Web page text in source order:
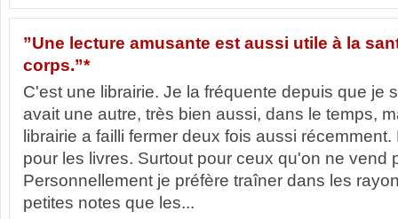
”Une lecture amusante est aussi utile à la
corps.”*
C'est une librairie. Je la fréquente depuis que je
avait une autre, très bien aussi, dans le temps,
librairie a failli fermer deux fois aussi
pour les livres. Surtout pour ceux qu'on ne vend
Personnellement je préfère traîner dans les
petites notes que les...